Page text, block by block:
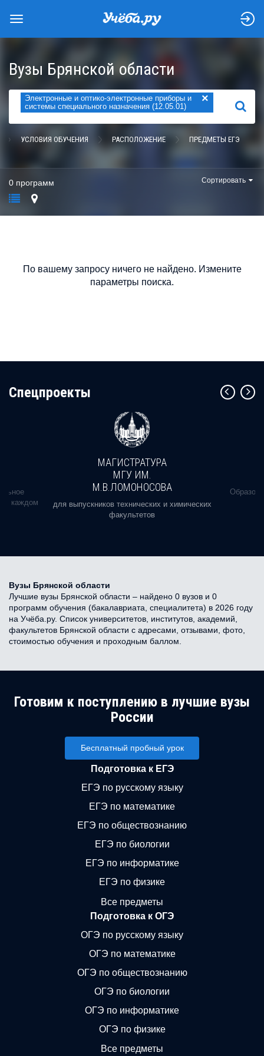
Вузы Брянской области
Электронные и оптико-электронные приборы и
системы специального назначения (12.05.01)
×
НАЙТИ
УСЛОВИЯ ОБУЧЕНИЯ РАСПОЛОЖЕНИЕ ПРЕДМЕТЫ ЕГЭ
0 программ Сортировать
По вашему запросу ничего не найдено. Измените
параметры поиска.
Cпецпроекты
в каждом
МАГИСТРАТУРА
МГУ ИМ.
М.В.ЛОМОНОСОВА
для выпускников технических и химических
факультетов
Вузы Брянской области
Лучшие вузы Брянской области – найдено 0 вузов и 0
программ обучения (бакалавриата, специалитета) в 2026 году
на Учёба.ру. Список университетов, институтов, академий,
факультетов Брянской области с адресами, отзывами, фото,
стоимостью обучения и проходным баллом.
Готовим к поступлению в лучшие вузы
России
Бесплатный пробный урок
Подготовка к ЕГЭ
ЕГЭ по русскому языку
ЕГЭ по математике
ЕГЭ по обществознанию
ЕГЭ по биологии
ЕГЭ по информатике
ЕГЭ по физике
Все предметы
Подготовка к ОГЭ
ОГЭ по русскому языку
ОГЭ по математике
ОГЭ по обществознанию
ОГЭ по биологии
ОГЭ по информатике
ОГЭ по физике
Все предметы